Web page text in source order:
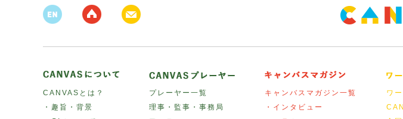
CANVASとは？
・趣旨・背景
プレーヤー一覧
理事・監事・事務局
キャンバスマガジン一覧
・インタビュー
ワ